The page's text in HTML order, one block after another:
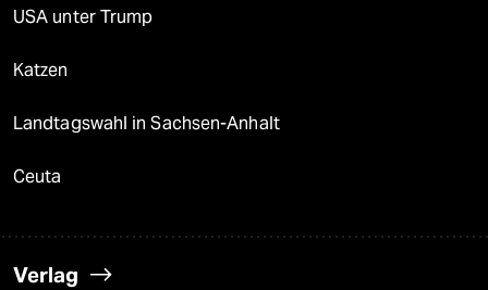
USA unter Trump
Katzen
Landtagswahl in Sachsen-Anhalt
Ceuta
Verlag